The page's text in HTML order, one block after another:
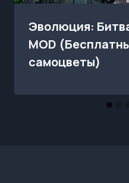
Эволюция:
MOD
самоцветы)